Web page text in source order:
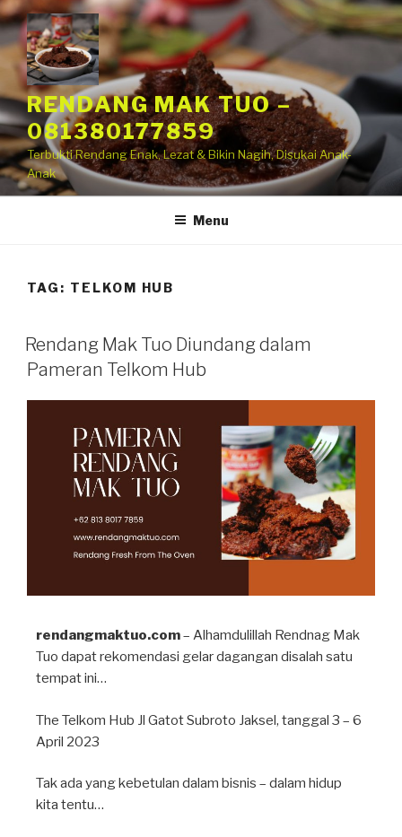
RENDANG MAK TUO –
081380177859
Terbukti Rendang Enak, Lezat & Bikin Nagih, Disukai Anak-
Anak
Menu
TAG: TELKOM HUB
Rendang Mak Tuo Diundang dalam
Pameran Telkom Hub
rendangmaktuo.com– Alhamdulillah Rendnag Mak
Tuo dapat rekomendasi gelar dagangan disalah satu
tempat ini…
The Telkom Hub Jl Gatot Subroto Jaksel, tanggal 3 – 6
April 2023
Tak ada yang kebetulan dalam bisnis – dalam hidup
kita tentu…